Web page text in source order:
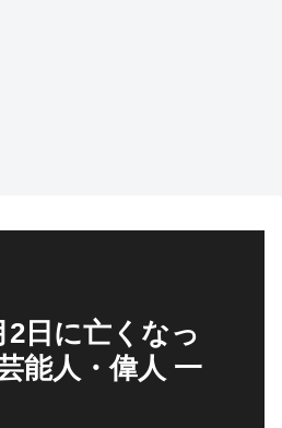
2日に亡くなっ
能人・偉人 一